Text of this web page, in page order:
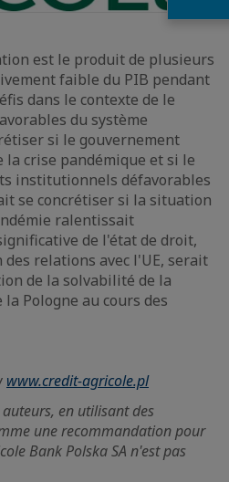
est le produit de plusieurs
faible du PIB pendant
dans le contexte de le
du système
si le gouvernement
crise pandémique et si le
institutionnels défavorables
se concrétiser si la situation
ralentissait
de l'état de droit,
relations avec l'UE, serait
de la solvabilité de la
Pologne au cours des
www.credit-agricole.pl
en utilisant des
une recommandation pour
Bank Polska SA n'est pas